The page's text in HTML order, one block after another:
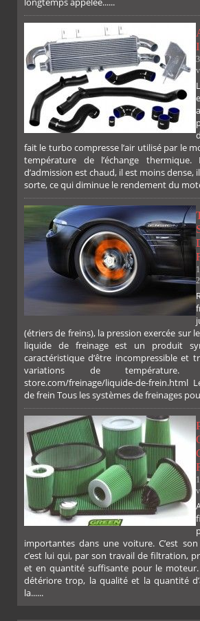
fait le turbo compresse l’air utilisé par le
température de l’échange
d’admission est chaud, il est moins dense,
sorte, ce qui diminue le rendement du
(étriers de freins), la pression exercée sur
liquide de freinage est un produit
caractéristique d’être incompressible et
variations de température.
store.com/freinage/liquide-de-frein.html
de frein Tous les systèmes de freinages
importantes dans une voiture. C’est
c’est lui qui, par son travail de filtration,
et en quantité suffisante pour le moteur.
détériore trop, la qualité et la quantité
la......